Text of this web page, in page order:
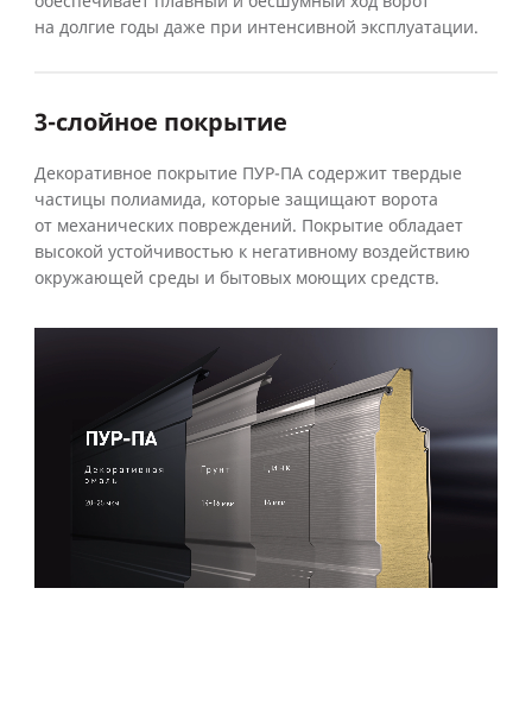
на долгие годы даже при интенсивной эксплуатации.
3-слойное покрытие
Декоративное покрытие ПУР-ПА содержит твердые
частицы полиамида, которые защищают ворота
от механических повреждений. Покрытие обладает
высокой устойчивостью к негативному воздействию
окружающей среды и бытовых моющих средств.